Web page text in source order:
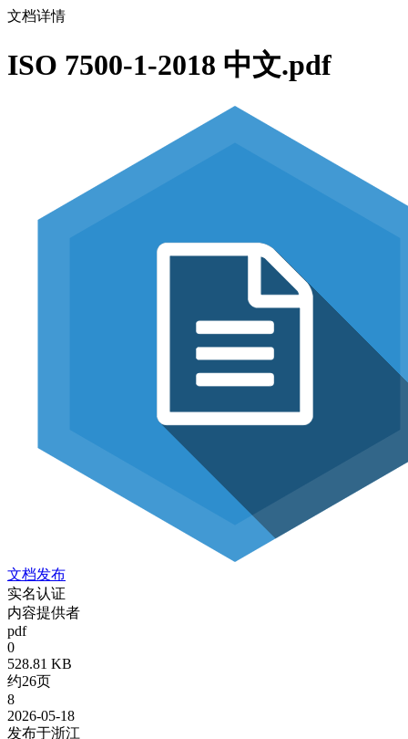
文档详情
ISO 7500-1-2018 中文.pdf
文档发布
实名认证
内容提供者
pdf
0
528.81 KB
约26页
8
2026-05-18
发布于浙江